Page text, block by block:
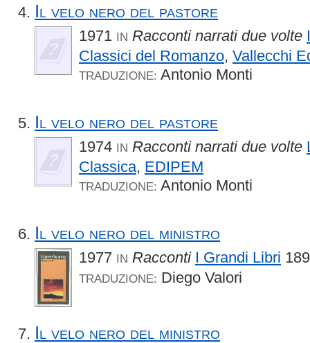
Il velo nero del pastore
1971 IN Racconti narrati due volte
Classici del Romanzo, Vallecchi
TRADUZIONE: Antonio Monti
Il velo nero del pastore
1974 IN Racconti narrati due volte
Classica, EDIPEM
TRADUZIONE: Antonio Monti
Il velo nero del ministro
1977 IN Racconti I Grandi Libri
TRADUZIONE: Diego Valori
Il velo nero del ministro